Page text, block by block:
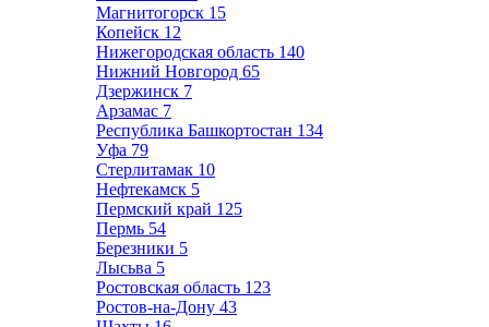
Магнитогорск 15
Копейск 12
Нижегородская область 140
Нижний Новгород 65
Дзержинск 7
Арзамас 7
Республика Башкортостан 134
Уфа 79
Стерлитамак 10
Нефтекамск 5
Пермский край 125
Пермь 54
Березники 5
Лысьва 5
Ростовская область 123
Ростов-на-Дону 43